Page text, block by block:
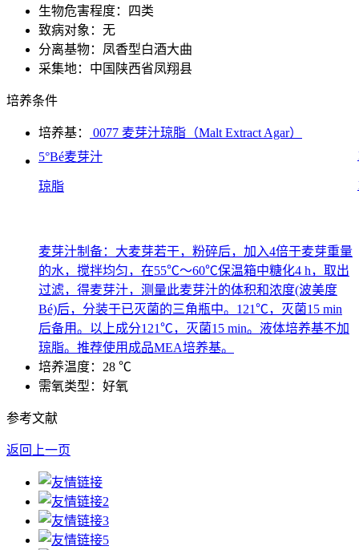
生物危害程度：四类
致病对象：无
分离基物：凤香型白酒大曲
采集地：中国陕西省凤翔县
培养条件
培养基：
0077 麦芽汁琼脂（Malt Extract Agar）
5°Bé麦芽汁
琼脂
麦芽汁制备：大麦芽若干，粉碎后，加入4倍于麦芽重量
的水，搅拌均匀，在55℃～60℃保温箱中糖化4 h，取出
过滤，得麦芽汁，测量此麦芽汁的体积和浓度(波美度
Bé)后，分装于已灭菌的三角瓶中。121℃，灭菌15 min
后备用。以上成分121℃，灭菌15 min。液体培养基不加
琼脂。推荐使用成品MEA培养基。
培养温度：28 ℃
需氧类型：好氧
参考文献
返回上一页